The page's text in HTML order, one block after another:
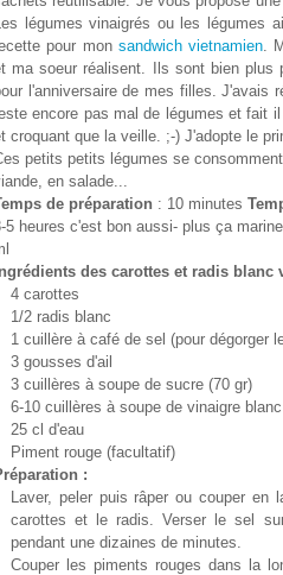
légumes vinaigrés ou les légumes
pour mon sandwich vietnamien.
ma soeur réalisent. Ils sont bien plus
l'anniversaire de mes filles. J'avais
encore pas mal de légumes et fait
croquant que la veille. ;-) J'adopte le
petits petits légumes se
en salade...
de préparation : 10 minutes
5 heures c'est bon aussi- plus ça
Ingrédients des carottes et radis blanc
4 carottes
1/2 radis blanc
1 cuillère à café de sel (pour dégorger
3 gousses d'ail
3 cuillères à soupe de sucre (70 gr)
6-10 cuillères à soupe de vinaigre
25 cl d'eau
Piment rouge (facultatif)
:
Laver, peler puis râper ou couper en
carottes et le radis. Verser le sel
pendant une dizaines de minutes.
Couper les piments rouges dans la